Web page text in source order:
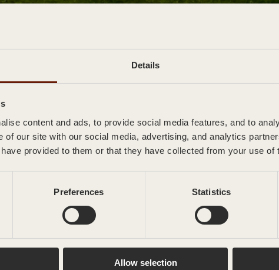
Details
content and ads, to provide social media features, and to
of our site with our social media, advertising, and analytics
provided to them or that they have collected from your use of
Preferences Statistics
Allow selection
och lättviktsförpackningar för premiumsprits.